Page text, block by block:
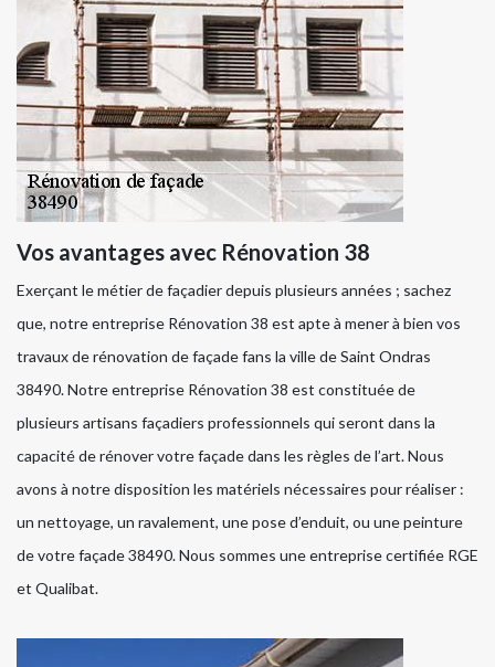
Vos avantages avec Rénovation 38
Exerçant le métier de façadier depuis plusieurs années ; sachez
que, notre entreprise Rénovation 38 est apte à mener à bien vos
travaux de rénovation de façade fans la ville de Saint Ondras
38490. Notre entreprise Rénovation 38 est constituée de
plusieurs artisans façadiers professionnels qui seront dans la
capacité de rénover votre façade dans les règles de l’art. Nous
avons à notre disposition les matériels nécessaires pour réaliser :
un nettoyage, un ravalement, une pose d’enduit, ou une peinture
de votre façade 38490. Nous sommes une entreprise certifiée RGE
et Qualibat.